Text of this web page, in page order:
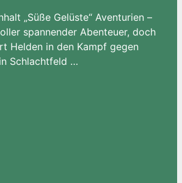
„Süße Gelüste“ Aventurien –
spannender Abenteuer, doch
Helden in den Kampf gegen
Schlachtfeld …